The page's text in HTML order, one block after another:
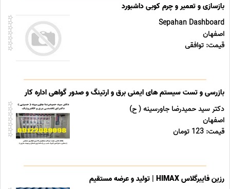
بازسازی و تعمیر و چرم کوبی داشبورد
Sepahan Dashboard
اصفهان
قیمت: توافقی
بازرسی و تست سیستم های ایمنی برق و ارتینگ و صدور گواهی اداره کار
دکتر سید حمیدرضا جاورسینه ( ح)
اصفهان
قیمت: 123 تومان
رزین فایبرگلاس HIMAX | تولید و عرضه مستقیم